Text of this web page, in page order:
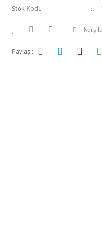
Stok Kodu
Paylaş :